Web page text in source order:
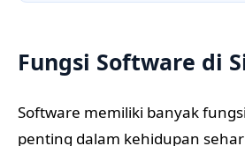
Fungsi Software di
Software memiliki banyak
penting dalam kehidupan